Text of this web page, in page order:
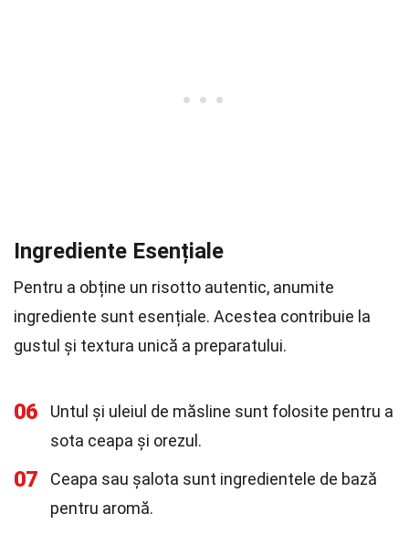
Ingrediente Esențiale
Pentru a obține un risotto autentic, anumite
ingrediente sunt esențiale. Acestea contribuie la
gustul și textura unică a preparatului.
06
Untul și uleiul de măsline sunt folosite pentru a
sota ceapa și orezul.
07
Ceapa sau șalota sunt ingredientele de bază
pentru aromă.